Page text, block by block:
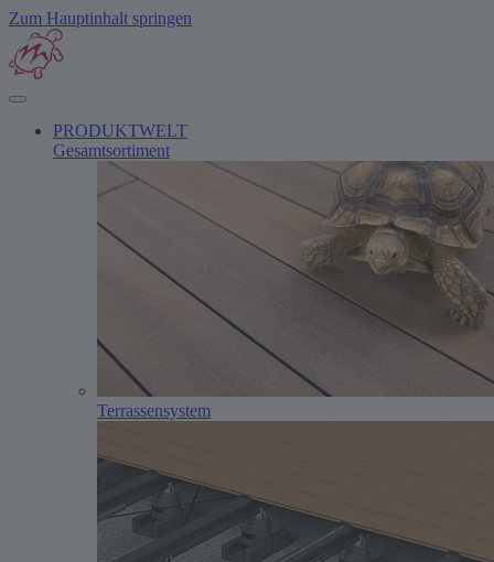
Zum Hauptinhalt springen
PRODUKTWELT
Gesamtsortiment
Terrassensystem